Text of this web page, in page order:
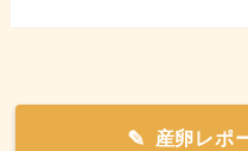
産卵レポ